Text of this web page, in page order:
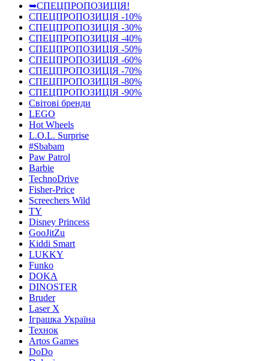
➥СПЕЦПРОПОЗИЦІЯ!
СПЕЦПРОПОЗИЦІЯ -10%
СПЕЦПРОПОЗИЦІЯ -30%
СПЕЦПРОПОЗИЦІЯ -40%
СПЕЦПРОПОЗИЦІЯ -50%
СПЕЦПРОПОЗИЦІЯ -60%
СПЕЦПРОПОЗИЦІЯ -70%
СПЕЦПРОПОЗИЦІЯ -80%
СПЕЦПРОПОЗИЦІЯ -90%
Світові бренди
LEGO
Hot Wheels
L.O.L. Surprise
#Sbabam
Paw Patrol
Barbie
TechnoDrive
Fisher-Price
Screechers Wild
TY
Disney Princess
GooJitZu
Kiddi Smart
LUKKY
Funko
DOKA
DINOSTER
Bruder
Laser X
Іграшка Україна
Технок
Artos Games
DoDo